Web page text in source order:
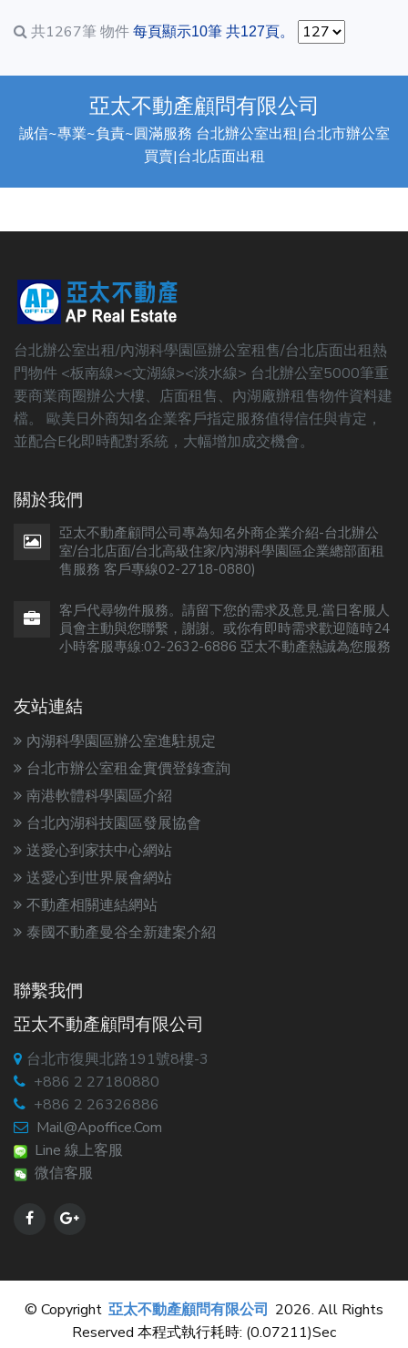
共1267筆 物件 每頁顯示10筆 共127頁。
亞太不動產顧問有限公司
誠信~專業~負責~圓滿服務 台北辦公室出租|台北市辦公室
買賣|台北店面出租
台北辦公室出租/內湖科學園區辦公室租售/台北店面出租熱
門物件 <板南線><文湖線><淡水線> 台北辦公室5000筆重
要商業商圈辦公大樓、店面租售、內湖廠辦租售物件資料建
檔。 歐美日外商知名企業客戶指定服務值得信任與肯定，
並配合E化即時配對系統，大幅增加成交機會。
關於我們
亞太不動產顧問公司專為知名外商企業介紹-台北辦公
室/台北店面/台北高級住家/內湖科學園區企業總部面租
售服務 客戶專線02-2718-0880)
客戶代尋物件服務。請留下您的需求及意見.當日客服人
員會主動與您聯繫，謝謝。或你有即時需求歡迎隨時24
小時客服專線:02-2632-6886 亞太不動產熱誠為您服務
友站連結
內湖科學園區辦公室進駐規定
台北市辦公室租金實價登錄查詢
南港軟體科學園區介紹
台北內湖科技園區發展協會
送愛心到家扶中心網站
送愛心到世界展會網站
不動產相關連結網站
泰國不動產曼谷全新建案介紹
聯繫我們
亞太不動產顧問有限公司
台北市復興北路191號8樓-3
+886 2 27180880
+886 2 26326886
Mail@apoffice.com
Line 線上客服
微信客服
© Copyright 亞太不動產顧問有限公司 2026. All Rights
Reserved 本程式執行耗時: (0.07211)sec